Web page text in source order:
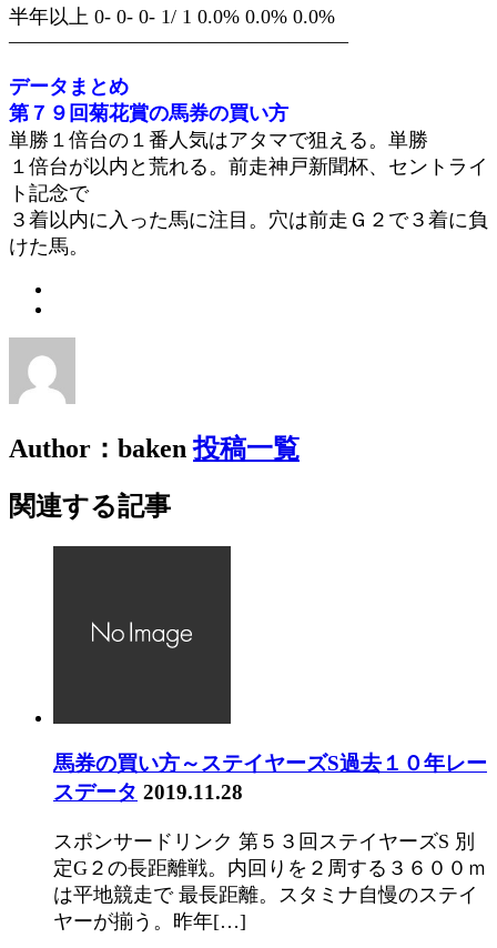
半年以上 0- 0- 0- 1/ 1 0.0% 0.0% 0.0%
—————————————————
データまとめ
第７９回菊花賞の馬券の買い方
単勝１倍台の１番人気はアタマで狙える。単勝
１倍台が以内と荒れる。前走神戸新聞杯、セントライ
ト記念で
３着以内に入った馬に注目。穴は前走Ｇ２で３着に負
けた馬。
Author：baken投稿一覧
関連する記事
馬券の買い方～ステイヤーズS過去１０年レー
スデータ 2019.11.28
スポンサードリンク 第５３回ステイヤーズS 別
定G２の長距離戦。内回りを２周する３６００ｍ
は平地競走で 最長距離。スタミナ自慢のステイ
ヤーが揃う。昨年[…]